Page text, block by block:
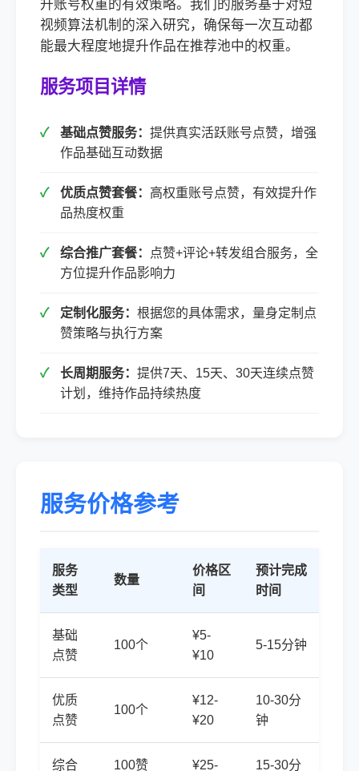
升账号权重的有效策略。我们的服务基于对短
视频算法机制的深入研究，确保每一次互动都
能最大程度地提升作品在推荐池中的权重。
服务项目详情
基础点赞服务： 提供真实活跃账号点赞，增强
作品基础互动数据
优质点赞套餐： 高权重账号点赞，有效提升作
品热度权重
综合推广套餐：
点赞+评论+转发组合服务，全
方位提升作品影响力
定制化服务： 根据您的具体需求，量身定制点
赞策略与执行方案
长周期服务： 提供7天、15天、30天连续点赞
计划，维持作品持续热度
服务价格参考
服务
类型
数量
价格区
间
预计完成
时间
基础
点赞
100个
¥5-
¥10
5-15分钟
优质
点赞
100个
¥12-
¥20
10-30分
钟
综合 100赞 ¥25- 15-30分